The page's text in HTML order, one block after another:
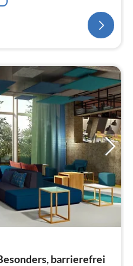
barrierefrei